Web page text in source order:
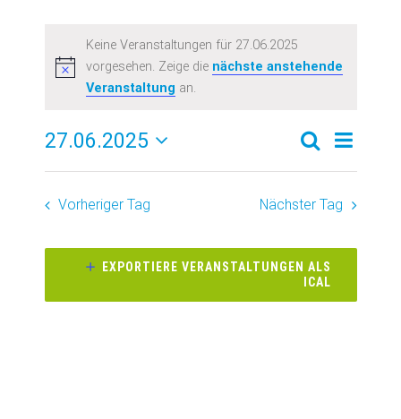
Keine Veranstaltungen für 27.06.2025
vorgesehen. Zeige die nächste anstehende
Veranstaltung an.
Suche
Tag
27.06.2025
Datum
wählen.
Vorheriger Tag Nächster Tag
EXPORTIERE VERANSTALTUNGEN ALS
ICAL